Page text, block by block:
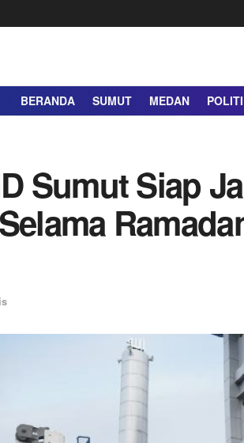
BERANDA SUMUT MEDAN
Sumut Siap